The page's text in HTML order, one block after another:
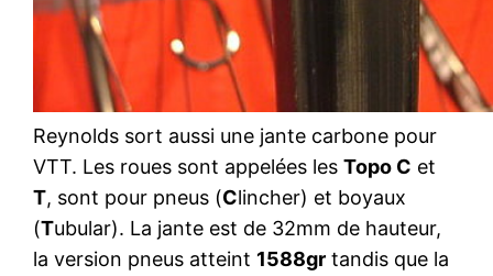
Reynolds sort aussi une jante carbone pour
VTT. Les roues sont appelées lesTopo C et
T, sont pour pneus (Clincher) et boyaux
(Tubular). La jante est de 32mm de hauteur,
la version pneus atteint 1588gr tandis que la